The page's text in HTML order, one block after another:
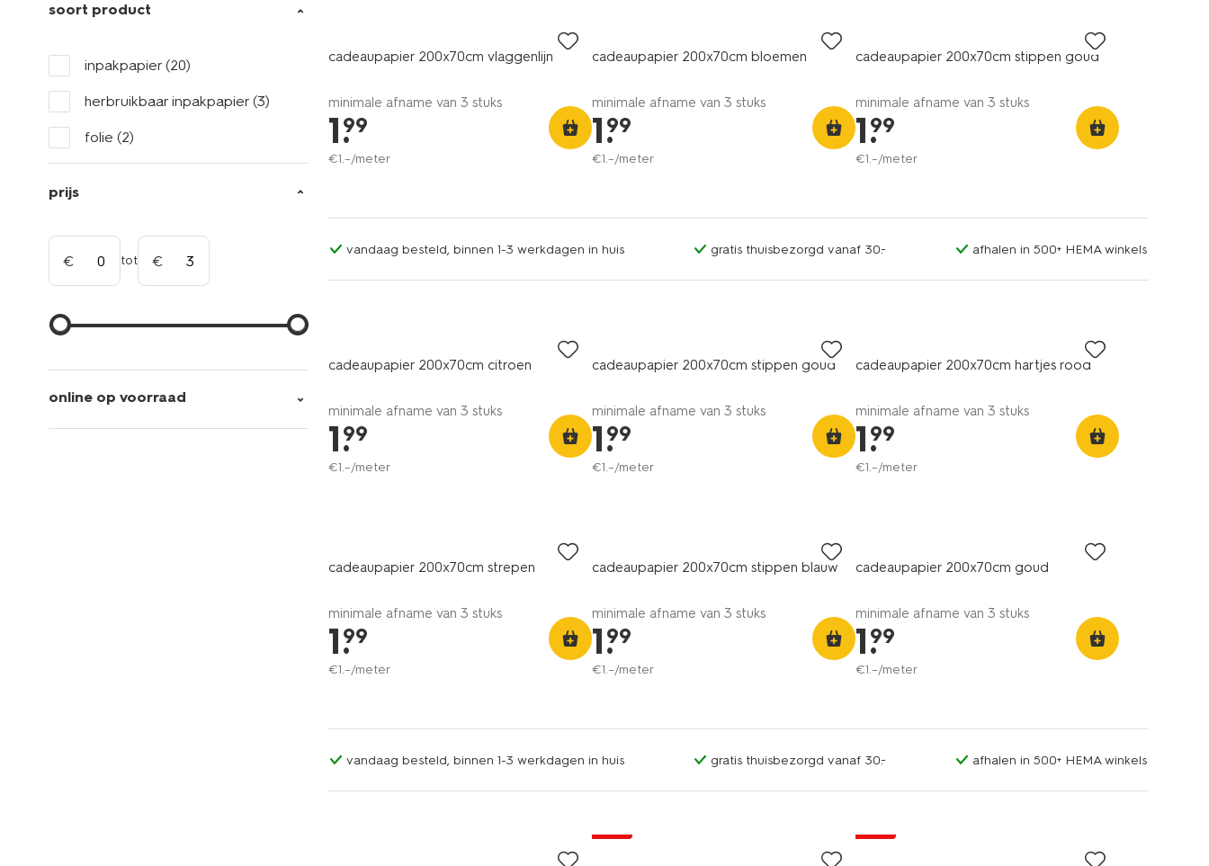
soort product
inpakpapier (20)
herbruikbaar inpakpapier (3)
folie (2)
prijs
tot
online op voorraad
cadeaupapier 200x70cm vlaggenlijn
minimale afname van 3 stuks
1.
99
€1.–/meter
cadeaupapier 200x70cm bloemen
minimale afname van 3 stuks
1.
99
€1.–/meter
cadeaupapier 200x70cm stippen goud
minimale afname van 3 stuks
1.
99
€1.–/meter
vandaag besteld, binnen 1-3 werkdagen in huis gratis thuisbezorgd vanaf 30.- afhalen in 500+ HEMA winkels
cadeaupapier 200x70cm citroen
minimale afname van 3 stuks
1.
99
€1.–/meter
cadeaupapier 200x70cm stippen goud
minimale afname van 3 stuks
1.
99
€1.–/meter
cadeaupapier 200x70cm hartjes rood
minimale afname van 3 stuks
1.
99
€1.–/meter
cadeaupapier 200x70cm strepen
minimale afname van 3 stuks
1.
99
€1.–/meter
cadeaupapier 200x70cm stippen blauw
minimale afname van 3 stuks
1.
99
€1.–/meter
cadeaupapier 200x70cm goud
minimale afname van 3 stuks
1.
99
€1.–/meter
vandaag besteld, binnen 1-3 werkdagen in huis gratis thuisbezorgd vanaf 30.- afhalen in 500+ HEMA winkels